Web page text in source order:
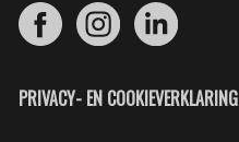
PRIVACY- EN COOKIEVERKLARING